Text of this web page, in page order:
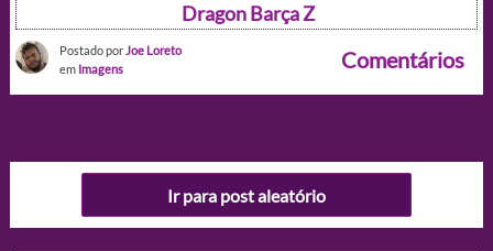
Dragon Barça Z
Postado por Joe Loreto
em Imagens Comentários
Ir para post aleatório